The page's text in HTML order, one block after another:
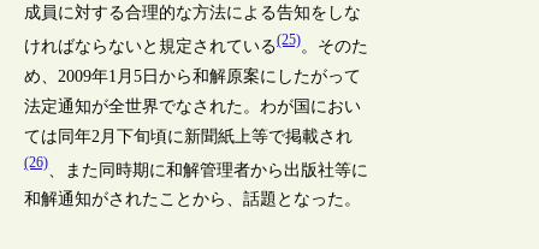
成員に対する合理的な方法による告知をしな
ければならないと規定されている(25)。そのた
め、2009年1月5日から和解原案にしたがって
法定通知が全世界でなされた。わが国におい
ては同年2月下旬頃に新聞紙上等で掲載され
(26)、また同時期に和解管理者から出版社等に
和解通知がされたことから、話題となった。